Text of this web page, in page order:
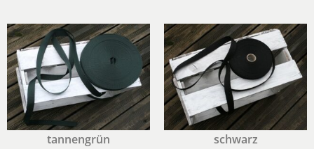
tannengrün schwarz